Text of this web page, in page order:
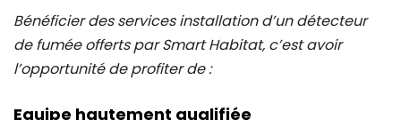
Bénéficier des services installation d’un détecteur
de fuméeofferts par Smart Habitat, c’est avoir
l’opportunité de profiter de :
Equipe hautement qualifiée